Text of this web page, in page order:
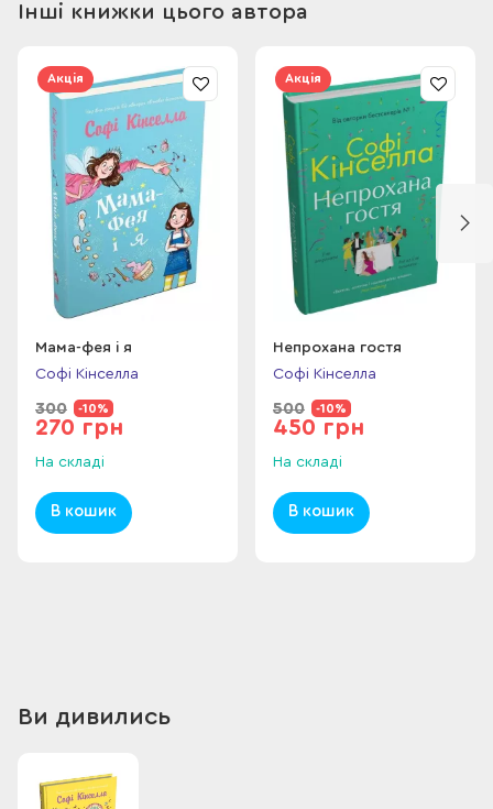
Інші книжки цього автора
Акція
Мама-фея і я
Софі Кінселла
300 -10%
270 грн
На складі
В кошик
Акція
Непрохана гостя
Софі Кінселла
500 -10%
450 грн
На складі
В кошик
Ви дивились